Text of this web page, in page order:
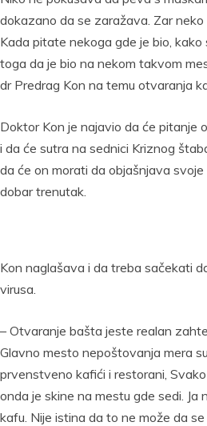
dokazano da se zaražava. Zar neko
Kada pitate nekoga gde je bio,
toga da je bio na nekom takvom
dr Predrag Kon na temu otvaranja
Doktor Kon je najavio da će pitanje
i da će sutra na sednici Kriznog
da će on morati da objašnjava
dobar trenutak.
Kon naglašava i da treba sačekati
virusa.
– Otvaranje bašta jeste realan
Glavno mesto nepoštovanja mera
prvenstveno kafići i restorani,
onda je skine na mestu gde sedi. Ja
kafu. Nije istina da to ne može da